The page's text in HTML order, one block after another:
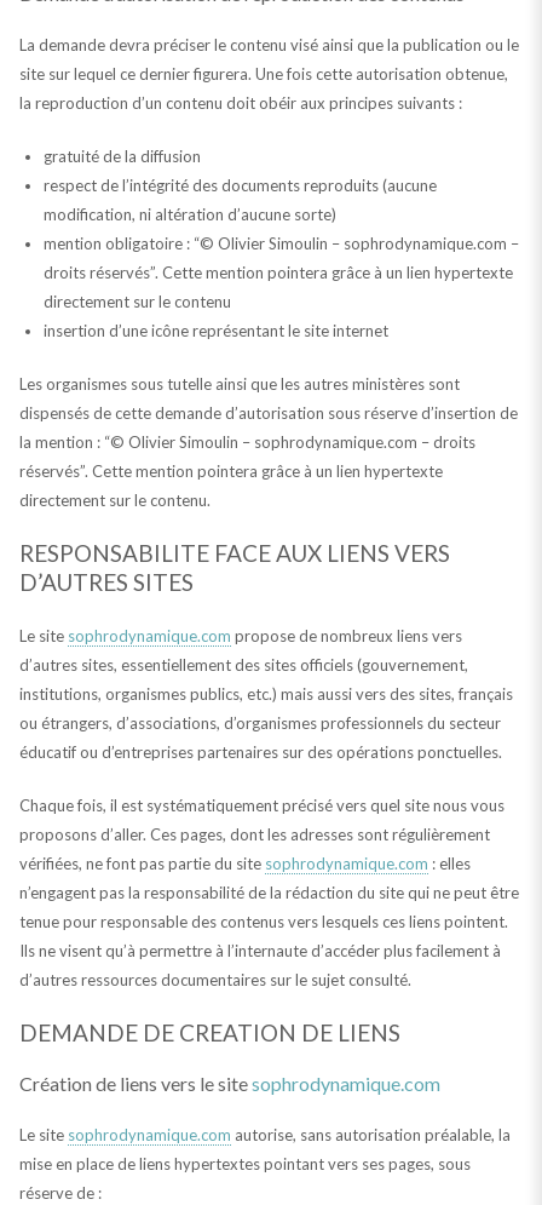
La demande devra préciser le contenu visé ainsi que la publication ou le
site sur lequel ce dernier figurera. Une fois cette autorisation obtenue,
la reproduction d’un contenu doit obéir aux principes suivants :
gratuité de la diffusion
respect de l’intégrité des documents reproduits (aucune
modification, ni altération d’aucune sorte)
mention obligatoire : “© Olivier Simoulin – sophrodynamique.com –
droits réservés”. Cette mention pointera grâce à un lien hypertexte
directement sur le contenu
insertion d’une icône représentant le site internet
Les organismes sous tutelle ainsi que les autres ministères sont
dispensés de cette demande d’autorisation sous réserve d’insertion de
la mention : “© Olivier Simoulin – sophrodynamique.com – droits
réservés”. Cette mention pointera grâce à un lien hypertexte
directement sur le contenu.
RESPONSABILITE FACE AUX LIENS VERS
D’AUTRES SITES
Le site sophrodynamique.com propose de nombreux liens vers
d’autres sites, essentiellement des sites officiels (gouvernement,
institutions, organismes publics, etc.) mais aussi vers des sites, français
ou étrangers, d’associations, d’organismes professionnels du secteur
éducatif ou d’entreprises partenaires sur des opérations ponctuelles.
Chaque fois, il est systématiquement précisé vers quel site nous vous
proposons d’aller. Ces pages, dont les adresses sont régulièrement
vérifiées, ne font pas partie du site sophrodynamique.com : elles
n’engagent pas la responsabilité de la rédaction du site qui ne peut être
tenue pour responsable des contenus vers lesquels ces liens pointent.
Ils ne visent qu’à permettre à l’internaute d’accéder plus facilement à
d’autres ressources documentaires sur le sujet consulté.
DEMANDE DE CREATION DE LIENS
Création de liens vers le sitesophrodynamique.com
Le site sophrodynamique.com autorise, sans autorisation préalable, la
mise en place de liens hypertextes pointant vers ses pages, sous
réserve de :